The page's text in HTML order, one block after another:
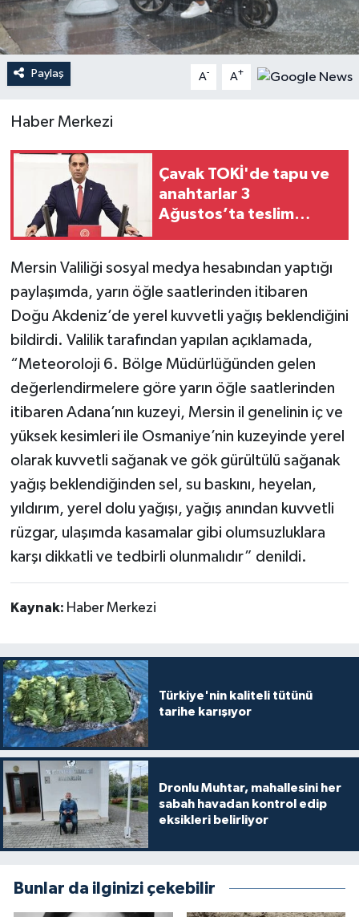
Paylaş A- A+
Haber Merkezi
Çavak TOKİ'de tapu ve
anahtarlar 3
Ağustos’ta teslim
Mersin Valiliği sosyal medya hesabından yaptığı
paylaşımda, yarın öğle saatlerinden itibaren
Doğu Akdeniz’de yerel kuvvetli yağış beklendiğini
bildirdi. Valilik tarafından yapılan açıklamada,
“Meteoroloji 6. Bölge Müdürlüğünden gelen
değerlendirmelere göre yarın öğle saatlerinden
itibaren Adana’nın kuzeyi, Mersin il genelinin iç ve
yüksek kesimleri ile Osmaniye’nin kuzeyinde yerel
olarak kuvvetli sağanak ve gök gürültülü sağanak
yağış beklendiğinden sel, su baskını, heyelan,
yıldırım, yerel dolu yağışı, yağış anından kuvvetli
rüzgar, ulaşımda kasamalar gibi olumsuzluklara
karşı dikkatli ve tedbirli olunmalıdır” denildi.
Kaynak: Haber Merkezi
Türkiye'nin kaliteli tütünü
tarihe karışıyor
Dronlu Muhtar, mahallesini her
sabah havadan kontrol edip
eksikleri belirliyor
Bunlar da ilginizi çekebilir
Resmi İlan
Sağlık
Spor
Sürmanşet
Teknoloji
Yaşam